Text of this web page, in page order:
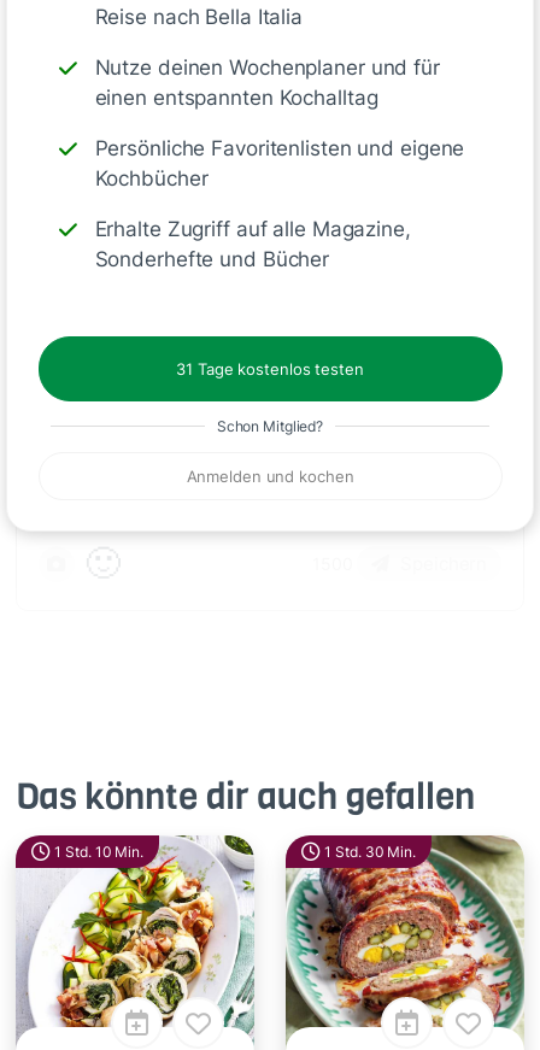
Reise nach Bella Italia
Nutze deinen Wochenplaner und für
einen entspannten Kochalltag
Persönliche Favoritenlisten und eigene
Kochbücher
Erhalte Zugriff auf alle Magazine,
Sonderhefte und Bücher
31 Tage kostenlos testen
Schon Mitglied?
Anmelden und kochen
Deine Notizen
Schreiben
Kommentare
🙂
Das könnte dir auch gefallen
1 Std. 10 Min. 1 Std. 30 Min.